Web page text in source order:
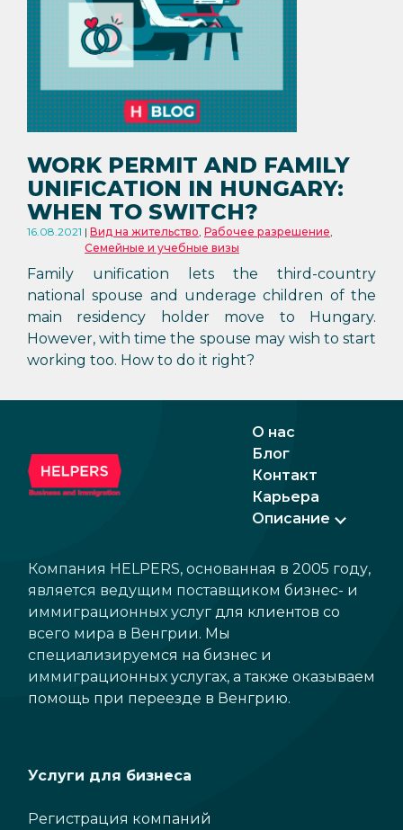
WORK PERMIT AND FAMILY
UNIFICATION IN HUNGARY:
WHEN TO SWITCH?
16.08.2021 Вид на жительство, Рабочее разрешение,
Семейные и учебные визы
Family unification lets the third-country
national spouse and underage children of the
main residency holder move to Hungary.
However, with time the spouse may wish to start
working too. How to do it right?
О нас
Блог
Контакт
Карьера
Описание
Компания HELPERS, основанная в 2005 году,
является ведущим поставщиком бизнес- и
иммиграционных услуг для клиентов со
всего мира в Венгрии. Мы
специализируемся на бизнес и
иммиграционных услугах, а также оказываем
помощь при переезде в Венгрию.
Услуги для бизнеса
Регистрация компаний